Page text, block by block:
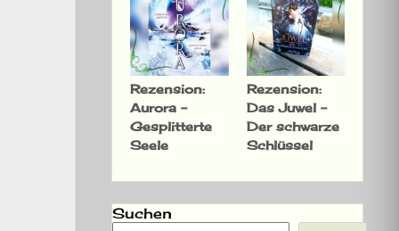
Rezension:
Aurora –
Gesplitterte
Seele
Rezension:
Das Juwel –
Der schwarze
Schlüssel
Suchen